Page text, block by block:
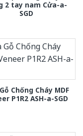
2 tay nam Cửa-a-
SGD
Chống Cháy MDF
P1R2 ASH-a-SGD